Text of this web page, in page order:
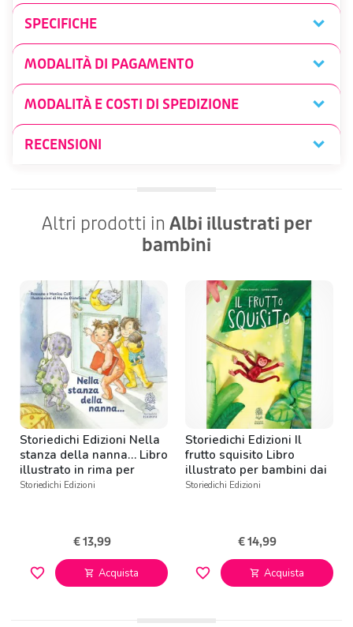
SPECIFICHE
MODALITÀ DI PAGAMENTO
MODALITÀ E COSTI DI SPEDIZIONE
RECENSIONI
Altri prodotti in Albi illustrati per
bambini
Storiedichi Edizioni Nella
stanza della nanna… Libro
illustrato in rima per
bambini da 0 a 3 anni
Storiedichi Edizioni
€ 13,99
favorite_border shopping_cart Acquista
Storiedichi Edizioni Il
frutto squisito Libro
illustrato per bambini dai
3 anni
Storiedichi Edizioni
€ 14,99
favorite_border shopping_cart Acquista